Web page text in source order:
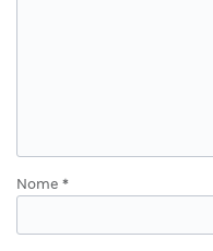
Nome *